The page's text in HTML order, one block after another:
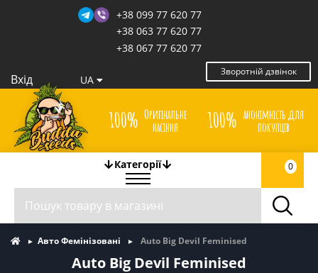
+38 099 77 620 77
+38 063 77 620 77
+38 067 77 620 77
Зворотній дзвінок
Вхід UA
100% Оригінальне
насіння
100% анонімність для
покупців
Категорії 0
Авто Фемінізовані Auto Big Devil Feminised
Auto Big Devil Feminised